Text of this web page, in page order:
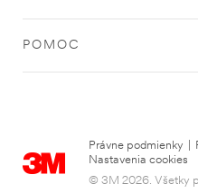
POMOC
Právne podmienky
Nastavenia cookies
© 3M 2026. Všetky